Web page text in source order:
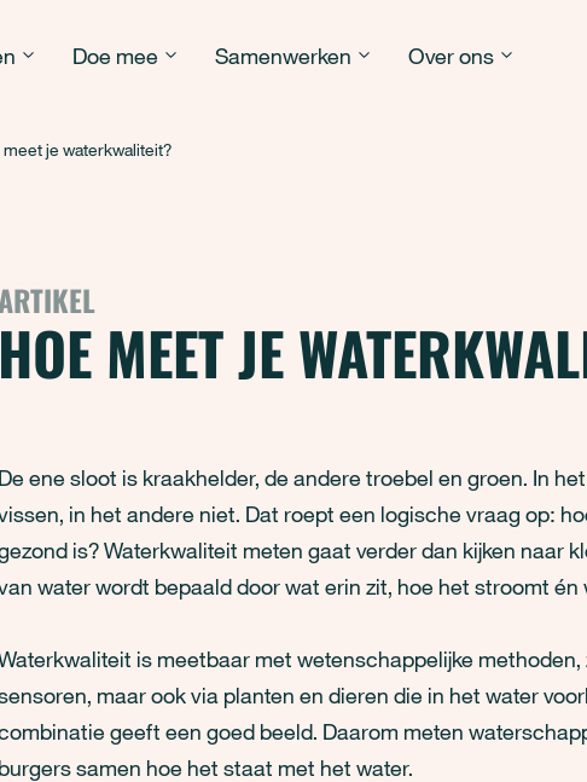
Doe mee Samenwerken Over ons
meet je waterkwaliteit?
HOE MEET JE
De ene sloot is kraakhelder, de andere troebel en groen. In
in het andere niet. Dat roept een logische vraag op:
is? Waterkwaliteit meten gaat verder dan kijken naar
water wordt bepaald door wat erin zit, hoe het stroomt én
is meetbaar met wetenschappelijke
maar ook via planten en dieren die in het water
geeft een goed beeld. Daarom meten
burgers samen hoe het staat met het water.